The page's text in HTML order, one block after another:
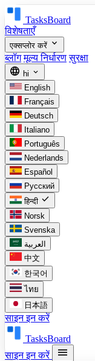
TasksBoard
विशेषताएँ
एक्सप्लोर करें expand_more
ब्लॉग मूल्य निर्धारण सुरक्षा
language hi expand_more
English
Français
Deutsch
Italiano
Português
Nederlands
Español
Русский
हिन्दी check
Norsk
Svenska
العربية
中文
한국어
ไทย
日本語
साइन इन करें
TasksBoard
साइन इन करें
menu